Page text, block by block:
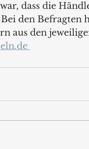
dass die
den Befragten
aus den